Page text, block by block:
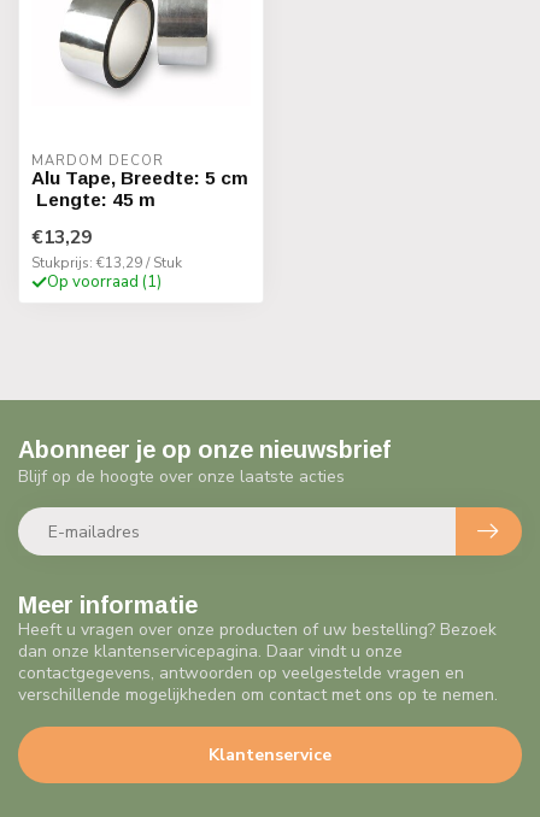
MARDOM DECOR
Alu Tape, Breedte: 5 cm
Lengte: 45 m
€13,29
Stukprijs: €13,29 / Stuk
Op voorraad (1)
Meer informatie
Heeft u vragen over onze producten of uw bestelling? Bezoek
dan onze klantenservicepagina. Daar vindt u onze
contactgegevens, antwoorden op veelgestelde vragen en
verschillende mogelijkheden om contact met ons op te nemen.
Klantenservice
Abonneer je op onze nieuwsbrief
Blijf op de hoogte over onze laatste acties